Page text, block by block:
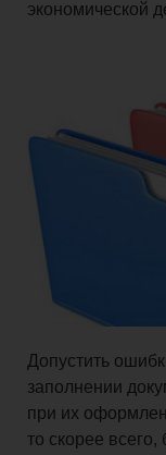
экономической
Допустить
заполнении
при их
то скорее всего,